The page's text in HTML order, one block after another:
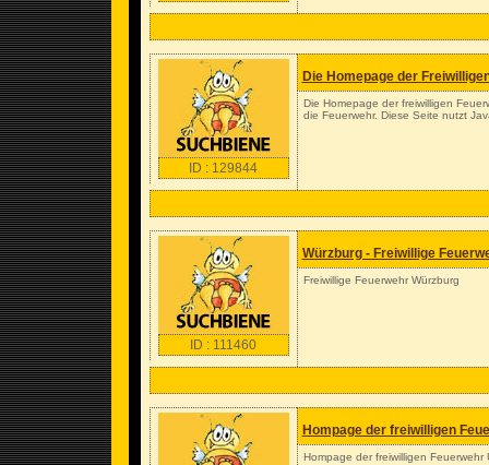
ID : 129844
Die Homepage der
Die Homepage der freiwilligen
die Feuerwehr. Diese Seite nutzt
ID : 111460
Würzburg - Freiwillige
Freiwillige Feuerwehr Würzburg
Hompage der freiwilligen
Hompage der freiwilligen Feuerwehr